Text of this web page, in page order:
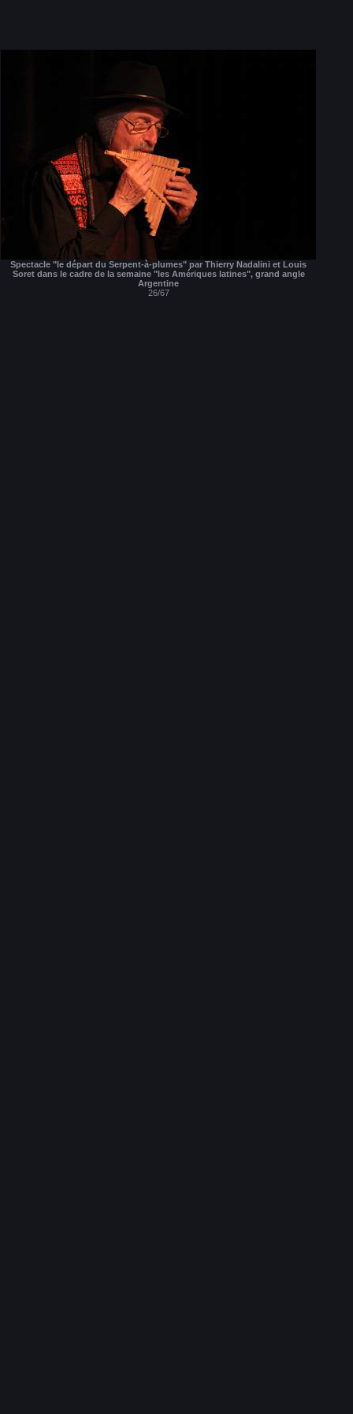
Spectacle "le départ du Serpent-à-plumes" par Thierry Nadalini et Louis
Soret dans le cadre de la semaine "les Amériques latines", grand angle
Argentine
26/67